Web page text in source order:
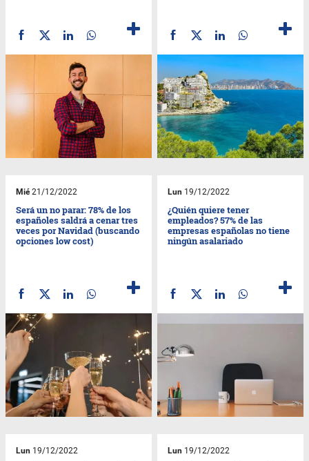
Mié21/12/2022
Será un no parar: 78% de los
españoles saldrá a cenar tres
veces por Navidad (buscando
opciones low cost)
Lun 19/12/2022
¿Quién quiere tener
empleados? 57% de las
empresas españolas no tiene
ningún asalariado
Lun 19/12/2022 Lun 19/12/2022